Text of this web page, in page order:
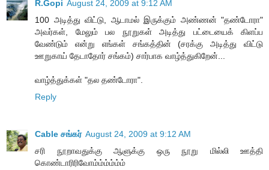
R.Gopi August 24, 2009 at 9:12 AM
100 அடித்து விட்டு, ஆடாமல் இருக்கும் அண்ணன் "தண்டோரா"
அவர்கள், மேலும் பல நூறுகள் அடித்து பட்டையைக் கிளப்ப
வேண்டும் என்று எங்கள் சங்கத்தின் (சரக்கு அடித்து விட்டு
ஊறுகாய் தேடாதோர் சங்கம்) சார்பாக வாழ்த்துகிறேன்...
வாழ்த்துக்கள் "தல தண்டோரா".
Reply
Cable சங்கர் August 24, 2009 at 9:12 AM
சரி நூறாவதுக்கு ஆளுக்கு ஒரு நூறு மில்லி ஊத்தி
கொண்டாரிரிவோம்ம்ம்ம்ம்ம்